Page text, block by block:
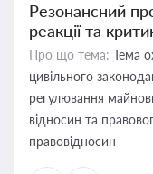
Резонансний
реакції та
Про що тема: Тема
цивільного
регулювання
відносин та
правовідносин